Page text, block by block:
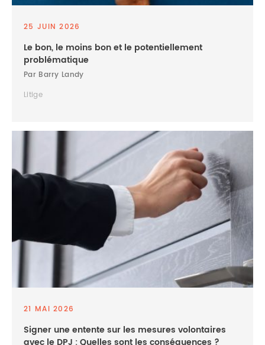
25 JUIN 2026
Le bon, le moins bon et le potentiellement
problématique
Par Barry Landy
Litige
21 MAI 2026
Signer une entente sur les mesures volontaires